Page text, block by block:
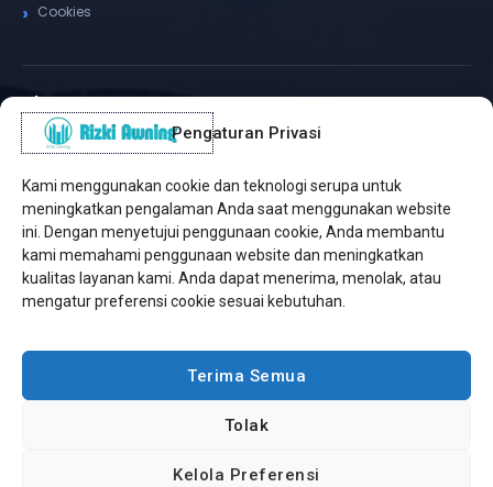
Pengaturan Privasi
Kami menggunakan cookie dan teknologi serupa untuk
meningkatkan pengalaman Anda saat menggunakan website
ini. Dengan menyetujui penggunaan cookie, Anda membantu
kami memahami penggunaan website dan meningkatkan
kualitas layanan kami. Anda dapat menerima, menolak, atau
mengatur preferensi cookie sesuai kebutuhan.
Terima Semua
Tolak
Kelola Preferensi
Cookies
Alamat Kantor
✆ WhatsApp / Telepon
Pusat Sukabumi
Sukamanis, Kadudampit, Sukabumi
Cabang Jakarta
Kembangan, Jakarta Barat
Sektor A3, Tangerang Selatan